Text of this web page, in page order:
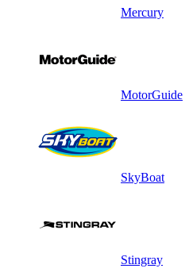
Mercury
MotorGuide
SkyBoat
Stingray